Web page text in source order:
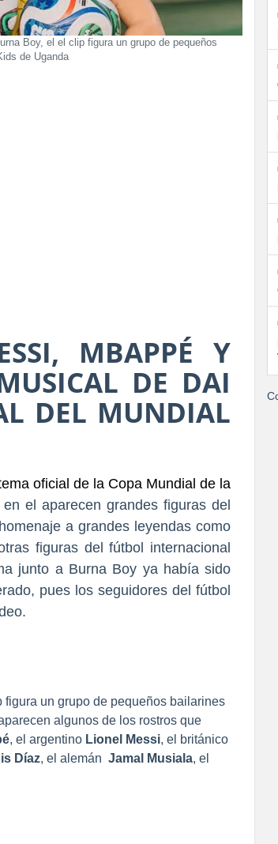
Boy, el el clip figura un grupo de pequeños
de Uganda
MBAPPÉ Y
DE DAI
DEL MUNDIAL
oficial de la Copa Mundial de la
el aparecen grandes figuras del
a grandes leyendas como
figuras del fútbol internacional
junto a Burna Boy ya había sido
pues los seguidores del fútbol
un grupo de pequeños bailarines
algunos de los rostros que
, el argentino Lionel Messi, el británico
Díaz, el alemán Jamal Musiala, el